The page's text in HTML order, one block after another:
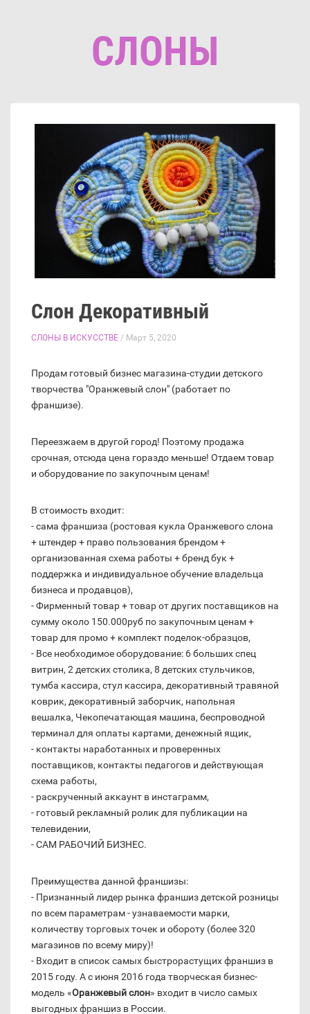
СЛОНЫ
Слон Декоративный
СЛОНЫ В ИСКУССТВЕ / Март 5, 2020
Продам готовый бизнес магазина-студии детского
творчества "Оранжевый слон" (работает по
франшизе).
Переезжаем в другой город! Поэтому продажа
срочная, отсюда цена гораздо меньше! Отдаем товар
и оборудование по закупочным ценам!
В стоимость входит:
- сама франшиза (ростовая кукла Оранжевого слона
+ штендер + право пользования брендом +
организованная схема работы + бренд бук +
поддержка и индивидуальное обучение владельца
бизнеса и продавцов),
- Фирменный товар + товар от других поставщиков на
сумму около 150.000руб по закупочным ценам +
товар для промо + комплект поделок-образцов,
- Все необходимое оборудование: 6 больших спец
витрин, 2 детских столика, 8 детских стульчиков,
тумба кассира, стул кассира, декоративный травяной
коврик, декоративный заборчик, напольная
вешалка, Чекопечатающая машина, беспроводной
терминал для оплаты картами, денежный ящик,
- контакты наработанных и проверенных
поставщиков, контакты педагогов и действующая
схема работы,
- раскрученный аккаунт в инстаграмм,
- готовый рекламный ролик для публикации на
телевидении,
- САМ РАБОЧИЙ БИЗНЕС.
Преимущества данной франшизы:
- Признанный лидер рынка франшиз детской розницы
по всем параметрам - узнаваемости марки,
количеству торговых точек и обороту (более 320
магазинов по всему миру)!
- Входит в список самых быстрорастущих франшиз в
2015 году. А c июня 2016 года творческая бизнес-
модель «Оранжевый слон» входит в число самых
выгодных франшиз в России.